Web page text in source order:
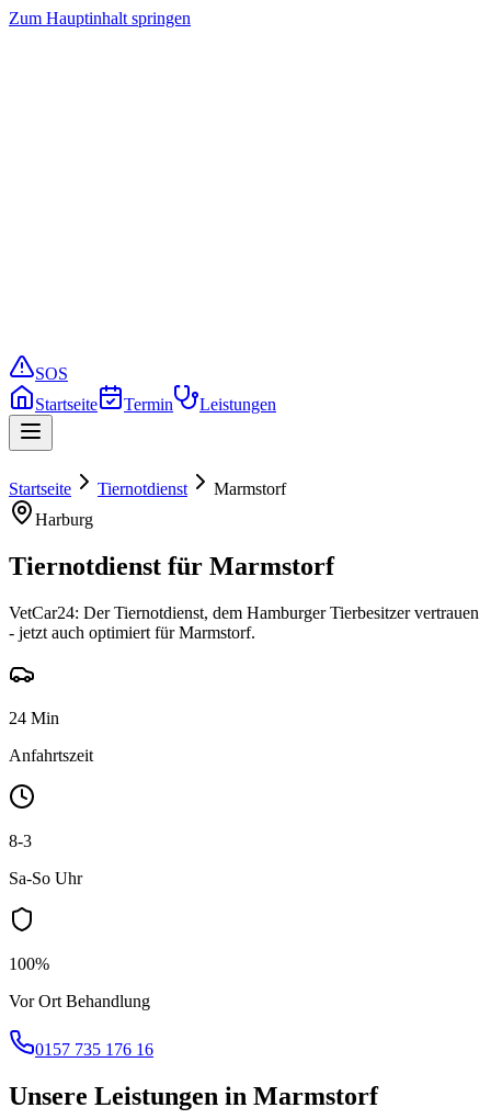
Zum Hauptinhalt springen
SOS
Startseite
Termin Leistungen
Startseite Tiernotdienst
Marmstorf
Harburg
Tiernotdienst für Marmstorf
VetCar24: Der Tiernotdienst, dem Hamburger Tierbesitzer vertrauen
- jetzt auch optimiert für Marmstorf.
24 Min
Anfahrtszeit
8-3
Sa-So Uhr
100%
Vor Ort Behandlung
0157 735 176 16
Unsere Leistungen in Marmstorf